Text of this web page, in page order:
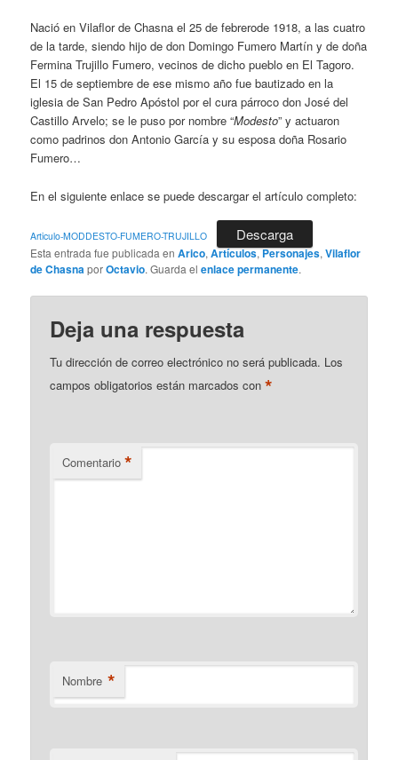
Nació en Vilaflor de Chasna el 25 de febrerode 1918, a las cuatro
de la tarde, siendo hijo de don Domingo Fumero Martín y de doña
Fermina Trujillo Fumero, vecinos de dicho pueblo en El Tagoro.
El 15 de septiembre de ese mismo año fue bautizado en la
iglesia de San Pedro Apóstol por el cura párroco don José del
Castillo Arvelo; se le puso por nombre “Modesto” y actuaron
como padrinos don Antonio García y su esposa doña Rosario
Fumero…
En el siguiente enlace se puede descargar el artículo completo:
Articulo-MODDESTO-FUMERO-TRUJILLO Descarga
Esta entrada fue publicada enArico,Artículos,Personajes,Vilaflor
de ChasnaporOctavio. Guarda elenlace permanente.
Deja una respuesta
Tu dirección de correo electrónico no será publicada. Los
campos obligatorios están marcados con*
Comentario *
Nombre *